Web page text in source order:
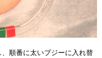
順番に太いブジーに入れ替